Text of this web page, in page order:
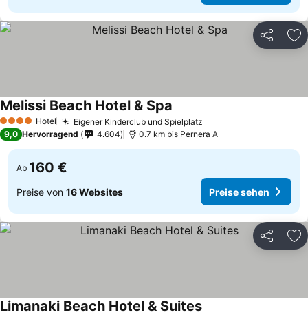
Teilen
4 Sterne Hotel Eigener Kinderclub und Spielplatz
Melissi Beach Hotel & Spa
9,0 Hervorragend 4.604 0.7 km bis Pernera A
Ab 160 €
Preise von 16 Websites Preise sehen
Teilen
Limanaki Beach Hotel & Suites